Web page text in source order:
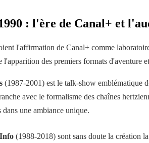
: l'ère de Canal+ et
l'affirmation de Canal+ comme
l'apparition des premiers formats d'aventure
(1987-2001) est le talk-show emblématique
avec le formalisme des chaînes
dans une ambiance unique.
(1988-2018) sont sans doute la création